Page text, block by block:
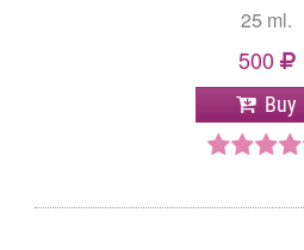
25 ml.
500
Buy